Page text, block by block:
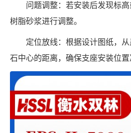
问题调整：若安装后发现标
树脂砂浆进行调整。
定位放线：根据设计图纸，
石中心的距离，确保支座安装位置